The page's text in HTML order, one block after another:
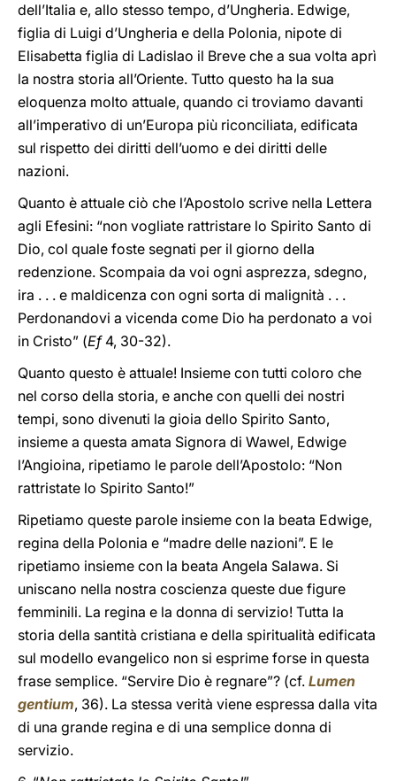
dell’Italia e, allo stesso tempo, d’Ungheria. Edwige,
figlia di Luigi d’Ungheria e della Polonia, nipote di
Elisabetta figlia di Ladislao il Breve che a sua volta aprì
la nostra storia all’Oriente. Tutto questo ha la sua
eloquenza molto attuale, quando ci troviamo davanti
all’imperativo di un’Europa più riconciliata, edificata
sul rispetto dei diritti dell’uomo e dei diritti delle
nazioni.
Quanto è attuale ciò che l’Apostolo scrive nella Lettera
agli Efesini: “non vogliate rattristare lo Spirito Santo di
Dio, col quale foste segnati per il giorno della
redenzione. Scompaia da voi ogni asprezza, sdegno,
ira . . . e maldicenza con ogni sorta di malignità . . .
Perdonandovi a vicenda come Dio ha perdonato a voi
in Cristo” (Ef4, 30-32).
Quanto questo è attuale! Insieme con tutti coloro che
nel corso della storia, e anche con quelli dei nostri
tempi, sono divenuti la gioia dello Spirito Santo,
insieme a questa amata Signora di Wawel, Edwige
l’Angioina, ripetiamo le parole dell’Apostolo: “Non
rattristate lo Spirito Santo!”
Ripetiamo queste parole insieme con la beata Edwige,
regina della Polonia e “madre delle nazioni”. E le
ripetiamo insieme con la beata Angela Salawa. Si
uniscano nella nostra coscienza queste due figure
femminili. La regina e la donna di servizio! Tutta la
storia della santità cristiana e della spiritualità edificata
sul modello evangelico non si esprime forse in questa
frase semplice. “Servire Dio è regnare”? (cf. Lumen
gentium, 36). La stessa verità viene espressa dalla vita
di una grande regina e di una semplice donna di
servizio.